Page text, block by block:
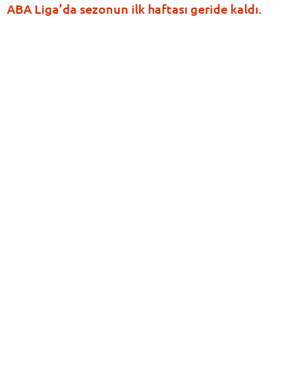
ABA Liga’da sezonun ilk haftası geride kaldı.